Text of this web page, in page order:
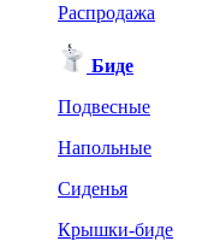
Распродажа
Биде
Подвесные
Напольные
Сиденья
Крышки-биде